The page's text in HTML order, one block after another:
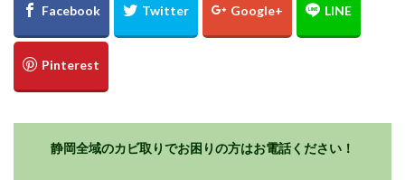
静岡全域のカビ取りでお困りの方はお電話ください！